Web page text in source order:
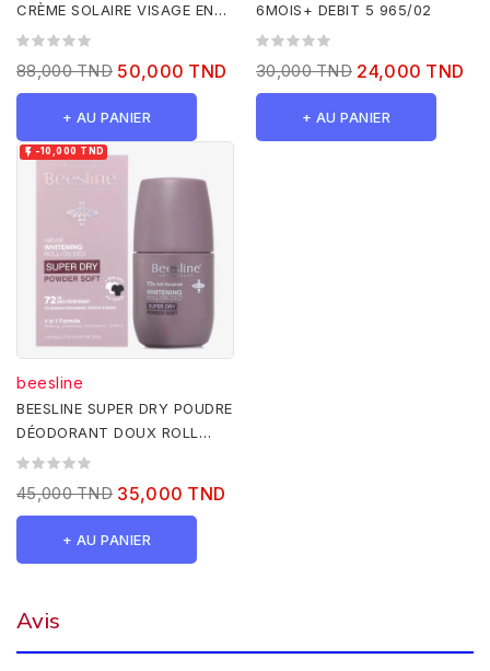
CRÈME SOLAIRE VISAGE EN
GEL-CRÈME
88,000 TND 50,000 TND
+ AU PANIER
6MOIS+ DEBIT 5 965/02
30,000 TND 24,000 TND
+ AU PANIER
 -10,000 TND
beesline
BEESLINE SUPER DRY POUDRE
DÉODORANT DOUX ROLL
ON,50ML
45,000 TND 35,000 TND
+ AU PANIER
Avis